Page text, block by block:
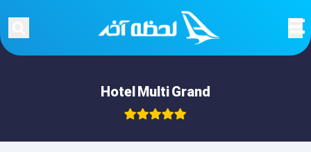
Hotel Multi Grand